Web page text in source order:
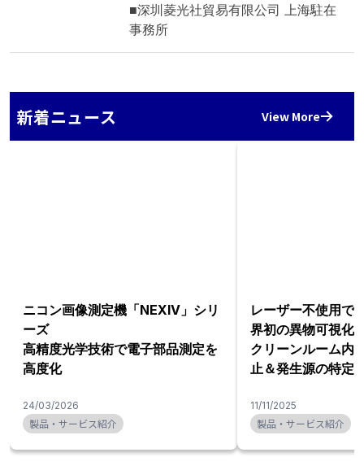
■深圳菱光社貿易有限公司 上海駐在
事務所
新着ニュース View More
ニコン画像測定機「NEXIV」シリ
ーズ
高精度光学技術で電子部品測定を
高度化
24/03/2026
製品・サービス紹介
レーザー不使用で
界初の異物可視化
クリーンルーム内
止＆発生源の特定
11/11/2025
製品・サービス紹介